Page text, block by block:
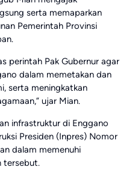
serta memaparkan
Pemerintah Provinsi
perintah Pak Gubernur agar
dalam memetakan dan
serta meningkatkan
ujar Mian.
infrastruktur di Enggano
Presiden (Inpres) Nomor
dalam memenuhi
tersebut.